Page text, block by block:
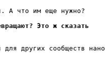
А что им еще нужно?
Это ж сказать
других сообществ